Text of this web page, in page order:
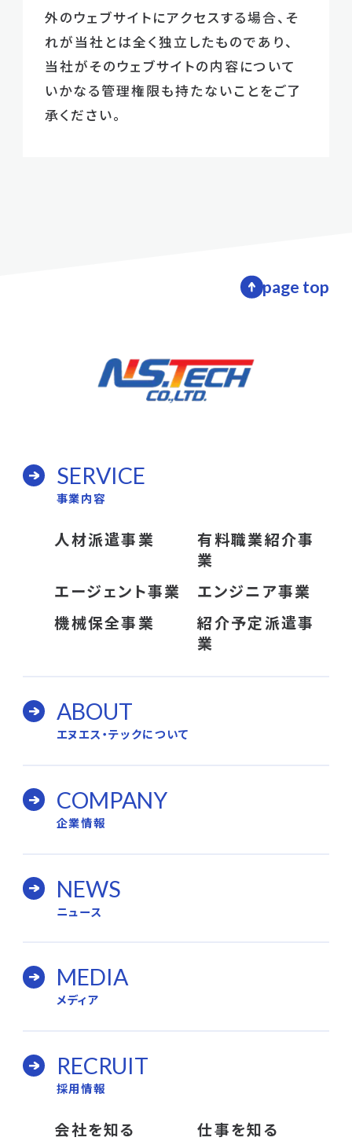
外のウェブサイトにアクセスする場合、そ
れが当社とは全く独立したものであり、
当社がそのウェブサイトの内容について
いかなる管理権限も持たないことをご了
承ください。
page top
SERVICE
事業内容
人材派遣事業
有料職業紹介事
業
エージェント事業
エンジニア事業
機械保全事業
紹介予定派遣事
業
ABOUT
エヌエス・テックについて
COMPANY
企業情報
NEWS
ニュース
MEDIA
メディア
RECRUIT
採用情報
会社を知る
仕事を知る